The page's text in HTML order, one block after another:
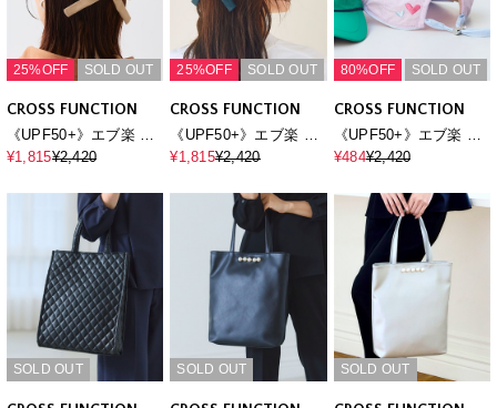
25%OFF SOLD OUT
CROSS FUNCTION
《UPF50+》エブ楽 ツ
イルリボンキャップ
¥1,815¥2,420
25%OFF SOLD OUT
CROSS FUNCTION
《UPF50+》エブ楽 ツ
イルリボンキャップ
¥1,815¥2,420
80%OFF SOLD OUT
CROSS FUNCTION
《UPF50+》エブ楽 キ
ッズドロストタフタキ
¥484¥2,420
SOLD OUT SOLD OUT SOLD OUT